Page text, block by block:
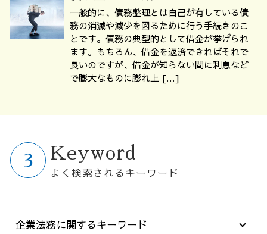
一般的に、債務整理とは自己が有している債
務の消滅や減少を図るために行う手続きのこ
とです。債務の典型的として借金が挙げられ
ます。もちろん、借金を返済できればそれで
良いのですが、借金が知らない間に利息など
で膨大なものに膨れ上 […]
Keyword
よく検索されるキーワード
企業法務に関するキーワード